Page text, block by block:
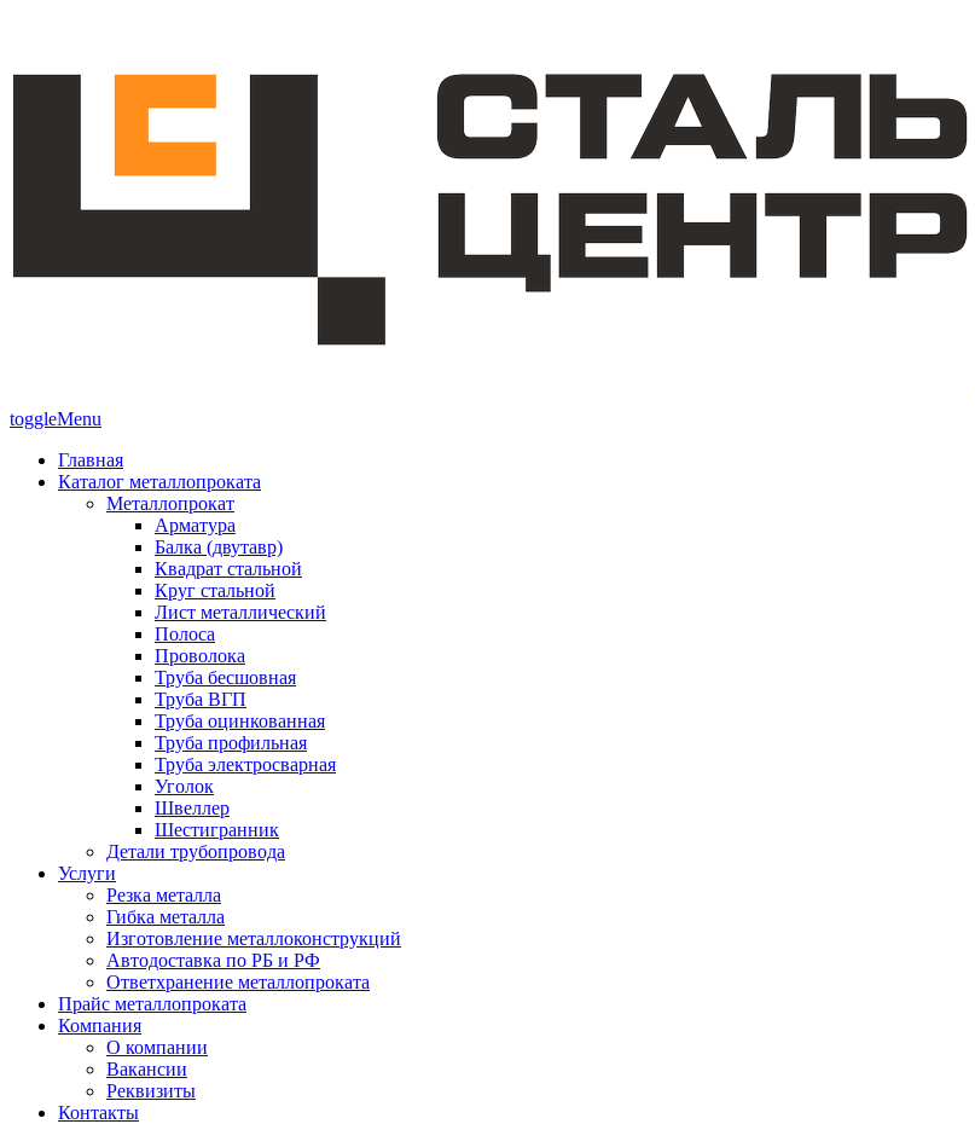
toggleMenu
Главная
Каталог металлопроката
Металлопрокат
Арматура
Балка (двутавр)
Квадрат стальной
Круг стальной
Лист металлический
Полоса
Проволока
Труба бесшовная
Труба ВГП
Труба оцинкованная
Труба профильная
Труба электросварная
Уголок
Швеллер
Шестигранник
Детали трубопровода
Услуги
Резка металла
Гибка металла
Изготовление металлоконструкций
Автодоставка по РБ и РФ
Ответхранение металлопроката
Прайс металлопроката
Компания
О компании
Вакансии
Реквизиты
Контакты